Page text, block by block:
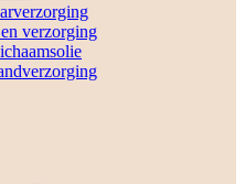
verzorging